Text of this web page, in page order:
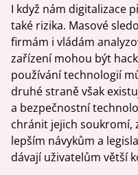
I když nám digitalizace
také rizika. Masové
firmám i vládám
zařízení mohou být
používání technologií
druhé straně však
a bezpečnostní
chránit jejich soukromí,
lepším návykům a
dávají uživatelům větší